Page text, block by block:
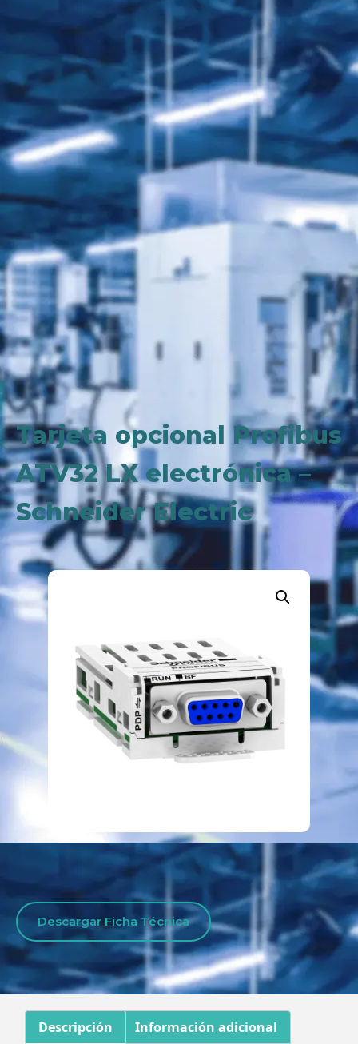
Tarjeta opcional Profibus
ATV32 LX electrónica –
Schneider Electric
Descargar Ficha Técnica
Descripción Información adicional